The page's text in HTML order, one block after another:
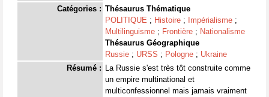
Catégories : Thésaurus Thématique
POLITIQUE ; Histoire ; Impérialisme ;
Multilinguisme ; Frontière ; Nationalisme
Thésaurus Géographique
Russie ; URSS ; Pologne ; Ukraine
Résumé : La Russie s'est très tôt construite comme
un empire multinational et
multiconfessionnel mais jamais vraiment